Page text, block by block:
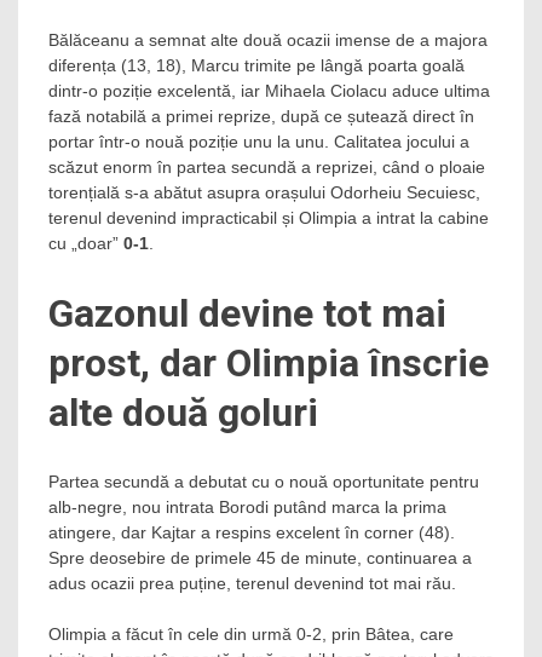
Bălăceanu a semnat alte două ocazii imense de a majora
diferența (13, 18), Marcu trimite pe lângă poarta goală
dintr-o poziție excelentă, iar Mihaela Ciolacu aduce ultima
fază notabilă a primei reprize, după ce șutează direct în
portar într-o nouă poziție unu la unu. Calitatea jocului a
scăzut enorm în partea secundă a reprizei, când o ploaie
torențială s-a abătut asupra orașului Odorheiu Secuiesc,
terenul devenind impracticabil și Olimpia a intrat la cabine
cu „doar” 0-1
Gazonul devine tot mai
prost, dar Olimpia înscrie
alte două goluri
Partea secundă a debutat cu o nouă oportunitate pentru
alb-negre, nou intrata Borodi putând marca la prima
atingere, dar Kajtar a respins excelent în corner (48).
Spre deosebire de primele 45 de minute, continuarea a
adus ocazii prea puține, terenul devenind tot mai rău.
Olimpia a făcut în cele din urmă 0-2, prin Bâtea, care